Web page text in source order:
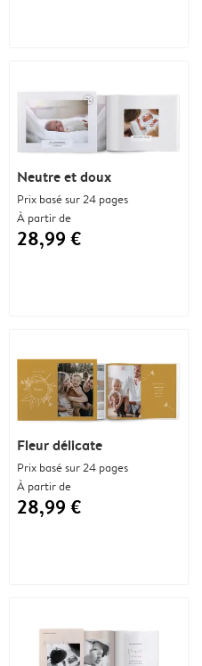
Neutre et doux
Prix basé sur 24 pages
À partir de
28,99 €
Fleur délicate
Prix basé sur 24 pages
À partir de
28,99 €